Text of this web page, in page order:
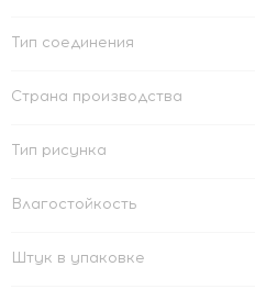
Тип соединения
Страна производства
Тип рисунка
Влагостойкость
Штук в упаковке